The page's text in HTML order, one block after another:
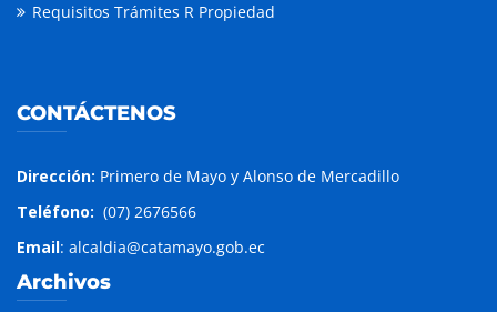
Requisitos Trámites R Propiedad
CONTÁCTENOS
Dirección: Primero de Mayo y Alonso de Mercadillo
Teléfono: (07) 2676566
Email: alcaldia@catamayo.gob.ec
Archivos